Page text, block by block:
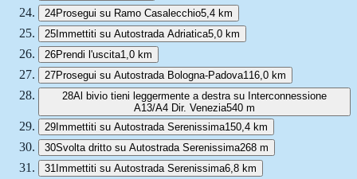
24Prosegui su Ramo Casalecchio5,4 km
25Immettiti su Autostrada Adriatica5,0 km
26Prendi l'uscita1,0 km
27Prosegui su Autostrada Bologna-Padova116,0 km
28Al bivio tieni leggermente a destra su Interconnessione
A13/A4 Dir. Venezia540 m
29Immettiti su Autostrada Serenissima150,4 km
30Svolta dritto su Autostrada Serenissima268 m
31 Immettiti su Autostrada Serenissima6,8 km